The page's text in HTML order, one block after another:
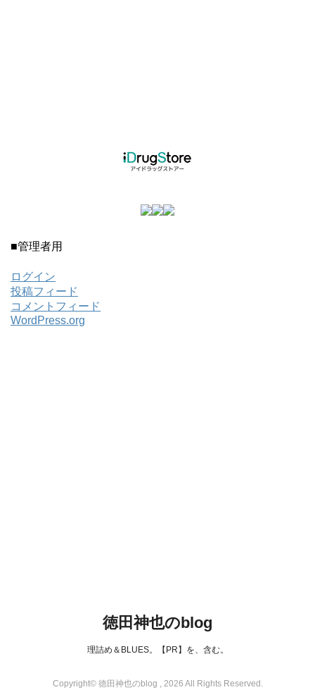
■管理者用
ログイン
投稿フィード
コメントフィード
WordPress.org
徳田神也のblog
理詰め＆BLUES。【PR】を、含む。
Copyright© 徳田神也のblog , 2026 All Rights Reserved.